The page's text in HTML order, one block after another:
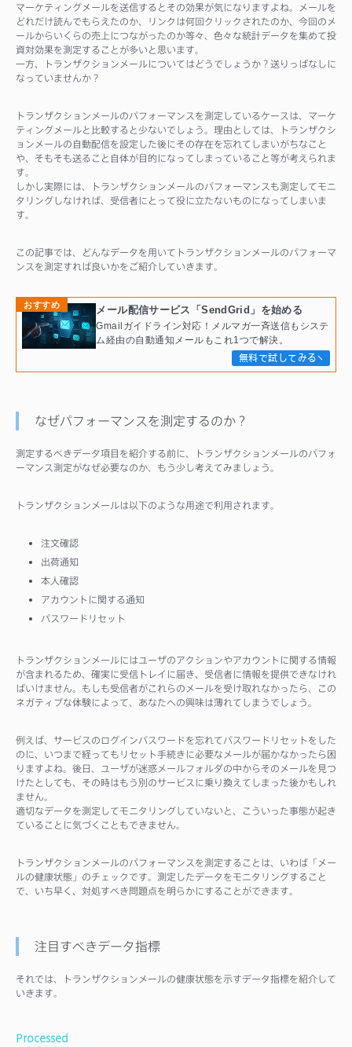
マーケティングメールを送信するとその効果が気になりますよね。メールを
どれだけ読んでもらえたのか、リンクは何回クリックされたのか、今回のメ
ールからいくらの売上につながったのか等々、色々な統計データを集めて投
資対効果を測定することが多いと思います。
一方、トランザクションメールについてはどうでしょうか？送りっぱなしに
なっていませんか？
トランザクションメールのパフォーマンスを測定しているケースは、マーケ
ティングメールと比較すると少ないでしょう。理由としては、トランザクシ
ョンメールの自動配信を設定した後にその存在を忘れてしまいがちなこと
や、そもそも送ること自体が目的になってしまっていること等が考えられま
す。
しかし実際には、トランザクションメールのパフォーマンスも測定してモニ
タリングしなければ、受信者にとって役に立たないものになってしまいま
す。
この記事では、どんなデータを用いてトランザクションメールのパフォーマ
ンスを測定すれば良いかをご紹介していきます。
おすすめ
メール配信サービス「SendGrid」を始める
Gmailガイドライン対応！メルマガ一斉送信もシステ
ム経由の自動通知メールもこれ1つで解決。
無料で試してみる
なぜパフォーマンスを測定するのか？
測定するべきデータ項目を紹介する前に、トランザクションメールのパフォ
ーマンス測定がなぜ必要なのか、もう少し考えてみましょう。
トランザクションメールは以下のような用途で利用されます。
注文確認
出荷通知
本人確認
アカウントに関する通知
パスワードリセット
トランザクションメールにはユーザのアクションやアカウントに関する情報
が含まれるため、確実に受信トレイに届き、受信者に情報を提供できなけれ
ばいけません。もしも受信者がこれらのメールを受け取れなかったら、この
ネガティブな体験によって、あなたへの興味は薄れてしまうでしょう。
例えば、サービスのログインパスワードを忘れてパスワードリセットをした
のに、いつまで経ってもリセット手続きに必要なメールが届かなかったら困
りますよね。後日、ユーザが迷惑メールフォルダの中からそのメールを見つ
けたとしても、その時はもう別のサービスに乗り換えてしまった後かもしれ
ません。
適切なデータを測定してモニタリングしていないと、こういった事態が起き
ていることに気づくこともできません。
トランザクションメールのパフォーマンスを測定することは、いわば「メー
ルの健康状態」のチェックです。測定したデータをモニタリングすること
で、いち早く、対処すべき問題点を明らかにすることができます。
注目すべきデータ指標
それでは、トランザクションメールの健康状態を示すデータ指標を紹介して
いきます。
Processed